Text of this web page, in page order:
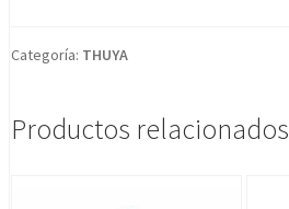
Categoría: THUYA
Productos relacionados